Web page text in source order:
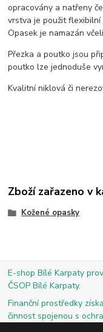
opracovány a natřeny
vrstva je použit
Opasek je namazán
Přezka a poutko jsou
poutko lze jednoduše
Kvalitní niklová či
Zboží zařazeno v
Kožené opasky
E-shop Bílé Karpaty
ČSOP Bílé Karpaty.
Finanční prostředky
činnost spojenou s